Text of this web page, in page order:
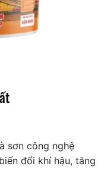
sơn công nghệ
đổi khí hậu, tăng